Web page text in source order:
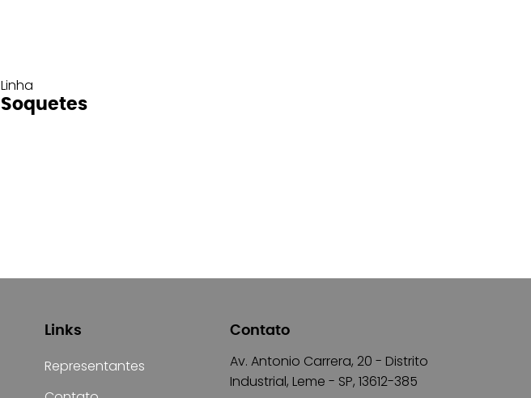
Linha
Soquetes
Links
Representantes
Contato
Av. Antonio Carrera, 20 - Distrito
Industrial, Leme - SP, 13612-385